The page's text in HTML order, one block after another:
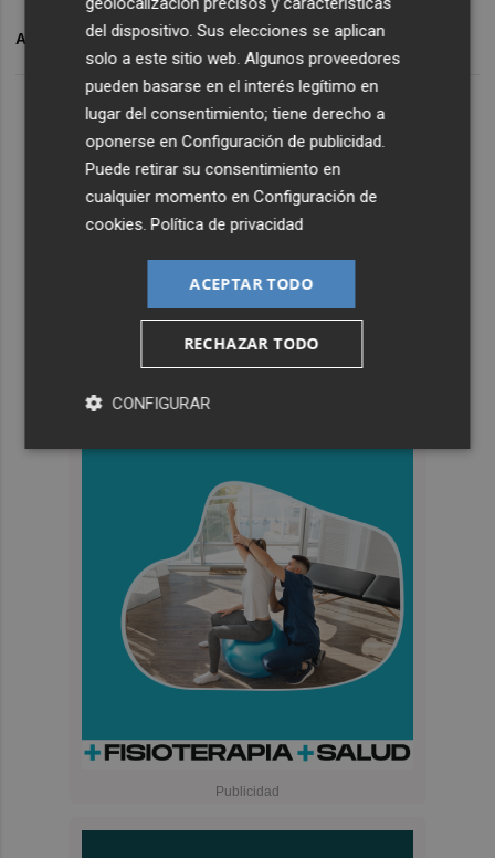
ARCHIVADO EN TEST
del dispositivo. Sus elecciones se aplican
solo a este sitio web. Algunos proveedores
pueden basarse en el interés legítimo en
lugar del consentimiento; tiene derecho a
oponerse enConfiguración de publicidad.
Puede retirar su consentimiento en
cualquier momento enConfiguración de
cookies.Política de privacidad
ACEPTAR TODO
RECHAZAR TODO
CONFIGURAR